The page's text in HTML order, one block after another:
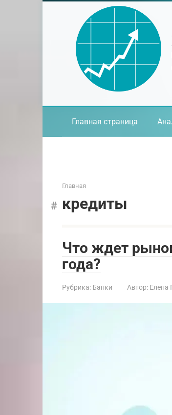
Главная страница
Главная
кредиты
Что ждет
года?
Рубрика: Банки Автор: Елена